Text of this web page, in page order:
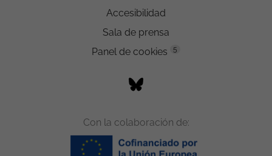
Accesibilidad
Sala de prensa
Panel de cookies
5
Con la colaboración de: